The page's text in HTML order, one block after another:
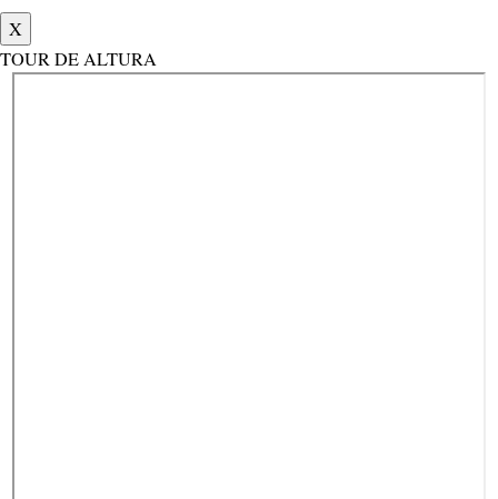
X
TOUR DE ALTURA